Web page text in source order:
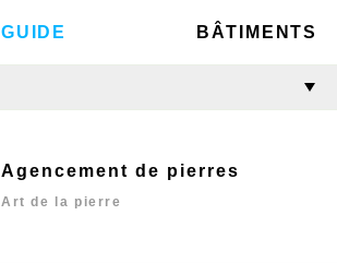
GUIDE BÂTIMENTS
Agencement de pierres
Art de la pierre